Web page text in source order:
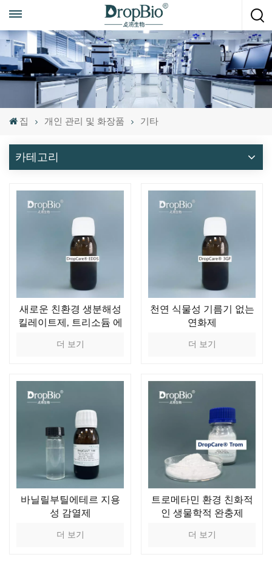
언제든지 전화하세요
+86 15951008670
집 개인 관리 및 화장품 기타
카테고리
새로운 친환경 생분해성
킬레이트제, 트리소듐 에
트
더 보기
천연 식물성 기름기 없는
연화제
더 보기
바닐릴부틸에테르 지용
성 감열제
더 보기
트로메타민 환경 친화적
인 생물학적 완충제
더 보기